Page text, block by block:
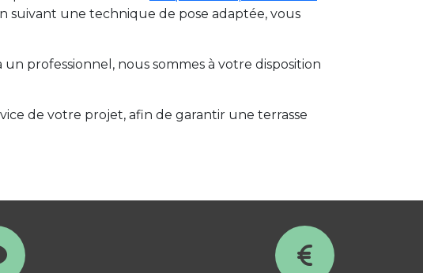
suivant une technique de pose adaptée, vous
professionnel, nous sommes à votre disposition
de votre projet, afin de garantir une terrasse